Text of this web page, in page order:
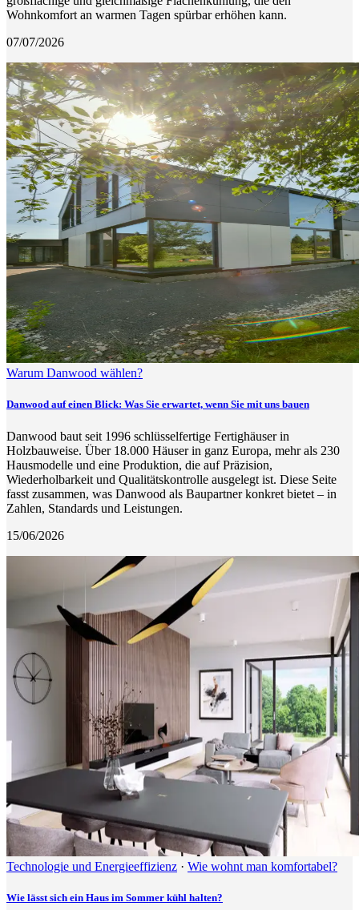
Wohnkomfort an warmen Tagen spürbar erhöhen kann.
07/07/2026
Warum Danwood wählen?
Danwood auf einen Blick: Was Sie erwartet, wenn Sie mit uns bauen
Danwood baut seit 1996 schlüsselfertige Fertighäuser in
Holzbauweise. Über 18.000 Häuser in ganz Europa, mehr als 230
Hausmodelle und eine Produktion, die auf Präzision,
Wiederholbarkeit und Qualitätskontrolle ausgelegt ist. Diese Seite
fasst zusammen, was Danwood als Baupartner konkret bietet – in
Zahlen, Standards und Leistungen.
15/06/2026
Technologie und Energieeffizienz · Wie wohnt man komfortabel?
Wie lässt sich ein Haus im Sommer kühl halten?